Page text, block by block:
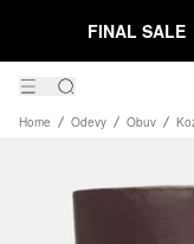
FINAL SALE
Home Odevy Obuv